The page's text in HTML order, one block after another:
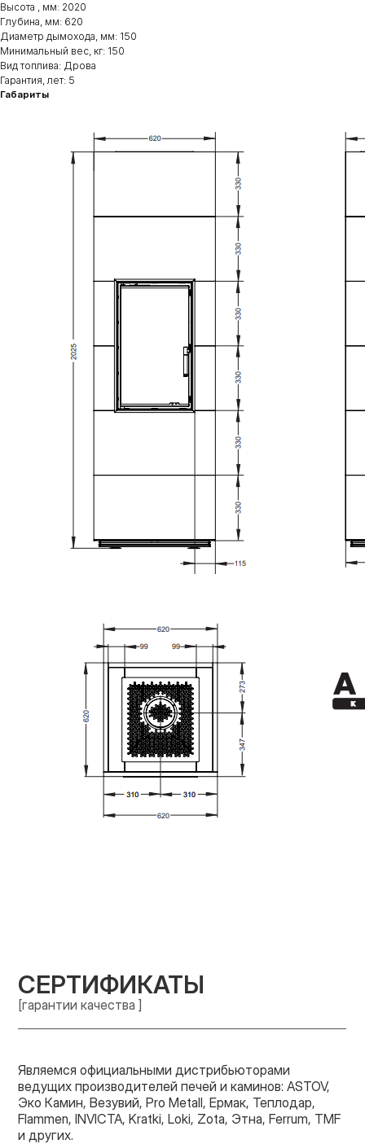
Высота , мм: 2020
Глубина, мм: 620
Диаметр дымохода, мм: 150
Минимальный вес, кг: 150
Вид топлива: Дрова
Гарантия, лет: 5
Габариты
СЕРТИФИКАТЫ
[гарантии качества ]
Являемся официальными дистрибьюторами
ведущих производителей печей и каминов: ASTOV,
Эко Камин, Везувий, Pro Metall, Ермак, Теплодар,
Flammen, INVICTA, Kratki, Loki, Zota, Этна, Ferrum, TMF
и других.